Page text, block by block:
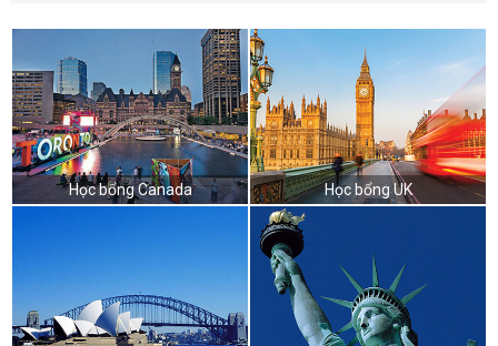
Học bổng Canada Học bổng UK